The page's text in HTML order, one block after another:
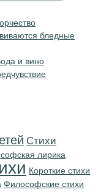
бледные
и вино
Cтихи
лирика
Короткие стихи
Философские стихи